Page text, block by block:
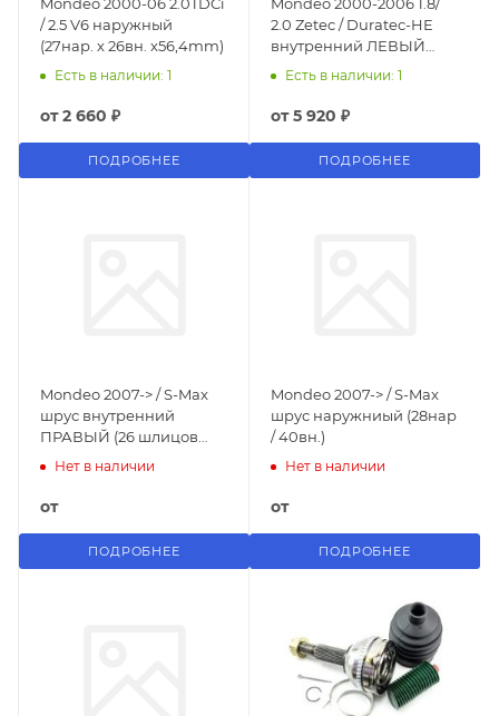
/ 2.5 V6 наружный
(27нар. х 26вн. х56,4mm)
Есть в наличии: 1
от2 660 ₽
ПОДРОБНЕЕ
2.0 Zetec / Duratec-HE
внутренний ЛЕВЫЙ
(КПП 26 шлицов / 33
Есть в наличии: 1
от5 920 ₽
ПОДРОБНЕЕ
Mondeo 2007-> / S-Max
шрус внутренний
ПРАВЫЙ (26 шлицов
КПП / 28 шлицов
Нет в наличии
от
ПОДРОБНЕЕ
Mondeo 2007-> / S-Max
шрус наружниый (28нар
/ 40вн.)
Нет в наличии
от
ПОДРОБНЕЕ